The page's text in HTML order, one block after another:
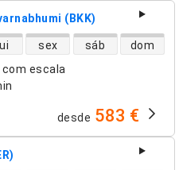
(BKK)
escala
sex sáb dom
desde 583 €